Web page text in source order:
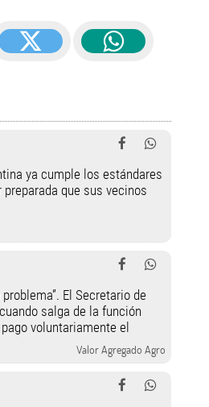
ya cumple los estándares
que sus vecinos
El Secretario de
salga de la función
voluntariamente el
Valor Agregado Agro